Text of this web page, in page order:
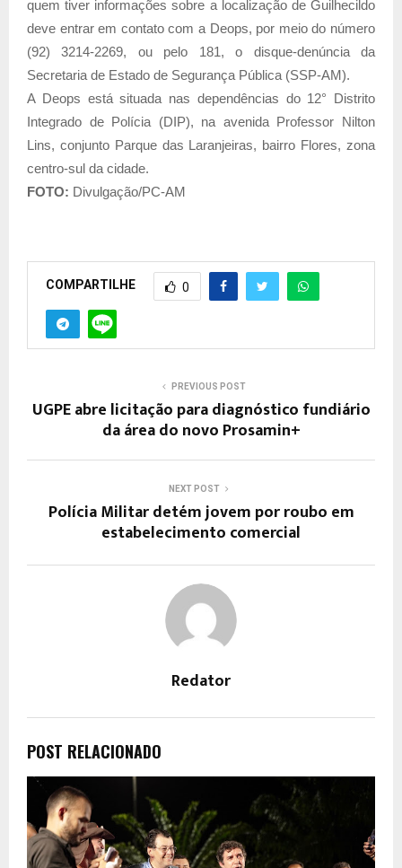
quem tiver informações sobre a localização de Guilhecildo
deve entrar em contato com a Deops, por meio do número
(92) 3214-2269, ou pelo 181, o disque-denúncia da
Secretaria de Estado de Segurança Pública (SSP-AM).
A Deops está situada nas dependências do 12° Distrito
Integrado de Polícia (DIP), na avenida Professor Nilton
Lins, conjunto Parque das Laranjeiras, bairro Flores, zona
centro-sul da cidade.
FOTO: Divulgação/PC-AM
COMPARTILHE 0
PREVIOUS POST
UGPE abre licitação para diagnóstico fundiário
da área do novo Prosamin+
NEXT POST
Polícia Militar detém jovem por roubo em
estabelecimento comercial
Redator
POST RELACIONADO